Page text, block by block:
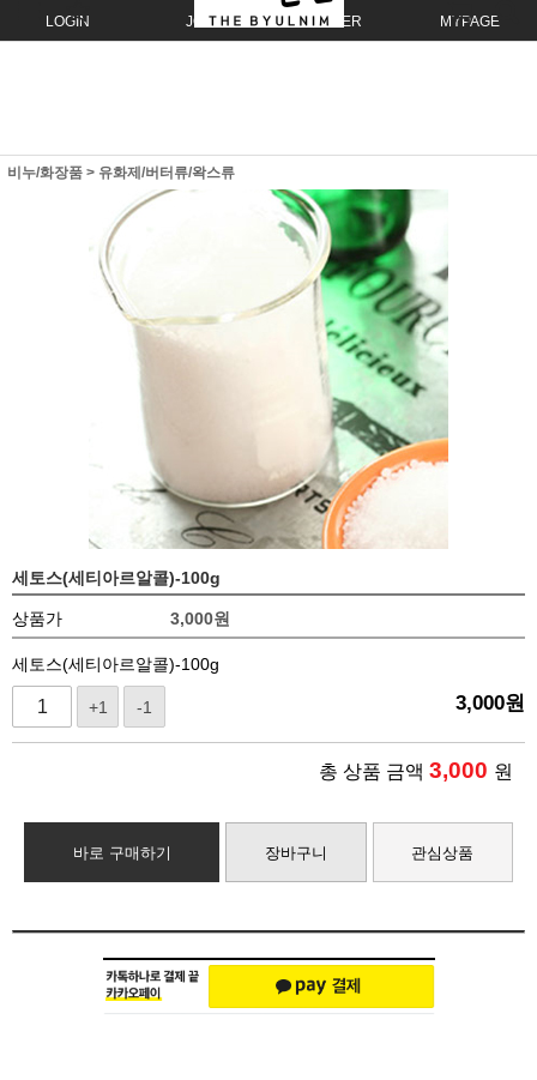
LOGIN JOIN ORDER MYPAGE
비누/화장품 > 유화제/버터류/왁스류
세토스(세티아르알콜)-100g
상품가 3,000원
세토스(세티아르알콜)-100g
+1 -1 3,000원
총 상품 금액 3,000 원
바로 구매하기 장바구니 관심상품